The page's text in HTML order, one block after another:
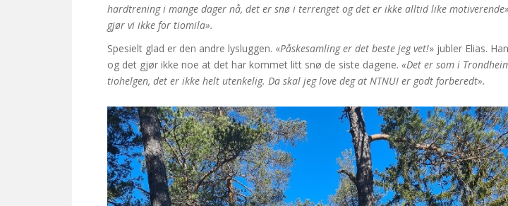
hardtrening i mange dager nå, det er snø i terrenget og det er ikke alltid like
gjør vi ikke for tiomila».
Spesielt glad er den andre lysluggen. «Påskesamling er det beste jeg vet!» jubler Elias.
og det gjør ikke noe at det har kommet litt snø de siste dagene. «Det er som i
tiohelgen, det er ikke helt utenkelig. Da skal jeg love deg at NTNUI er godt forberedt».